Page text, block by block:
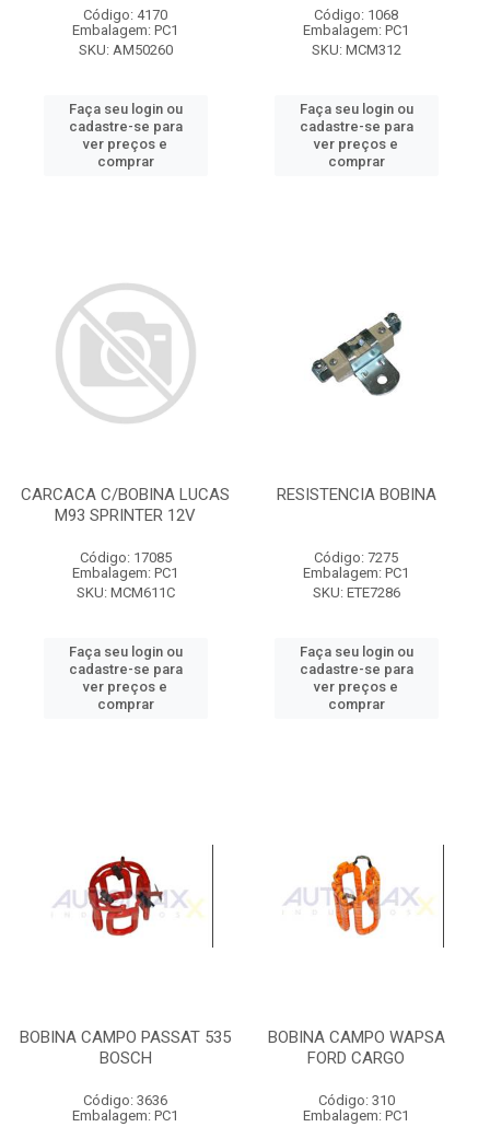
Código: 4170
Embalagem: PC1
SKU: AM50260
Faça seu login ou
cadastre-se para
ver preços e
comprar
Código: 1068
Embalagem: PC1
SKU: MCM312
Faça seu login ou
cadastre-se para
ver preços e
comprar
CARCACA C/BOBINA LUCAS
M93 SPRINTER 12V
Código: 17085
Embalagem: PC1
SKU: MCM611C
Faça seu login ou
cadastre-se para
ver preços e
comprar
RESISTENCIA BOBINA
Código: 7275
Embalagem: PC1
SKU: ETE7286
Faça seu login ou
cadastre-se para
ver preços e
comprar
BOBINA CAMPO PASSAT 535
BOSCH
Código: 3636
Embalagem: PC1
BOBINA CAMPO WAPSA
FORD CARGO
Código: 310
Embalagem: PC1